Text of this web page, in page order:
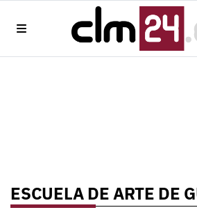
ESCUELA DE ARTE DE